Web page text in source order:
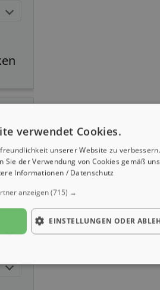
verwendet Cookies.
unserer Website zu
der Verwendung von Cookies gemäß
Informationen / Datenschutz
anzeigen(715) →
EINSTELLUNGEN ODER